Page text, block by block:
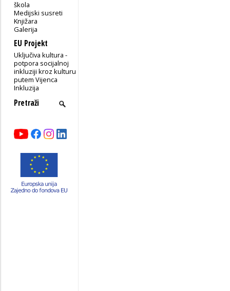
škola
Medijski susreti
Knjižara
Galerija
EU Projekt
Uključiva kultura -
potpora socijalnoj
inkluziji kroz kulturu
putem Vijenca
Inkluzija